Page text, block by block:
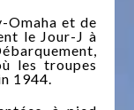
Omaha et de
le Jour-J à
les troupes
1944.